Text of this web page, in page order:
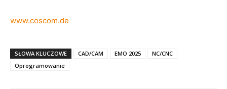
www.coscom.de
SŁOWA KLUCZOWE CAD/CAM EMO 2025
NC/CNC
Oprogramowanie